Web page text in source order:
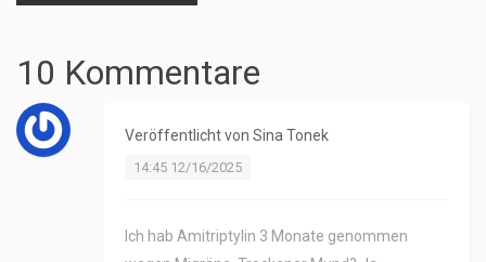
10 Kommentare
Veröffentlicht von Sina Tonek
14:45 12/16/2025
Ich hab Amitriptylin 3 Monate genommen